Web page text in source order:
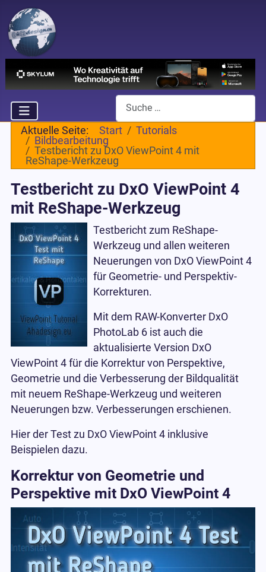
Suchen
Aktuelle Seite: Start
Tutorials
Bildbearbeitung
Testbericht zu DxO ViewPoint 4 mit
ReShape-Werkzeug
Testbericht zu DxO ViewPoint 4
mit ReShape-Werkzeug
Testbericht zum ReShape-
Werkzeug und allen weiteren
Neuerungen von DxO ViewPoint 4
für Geometrie- und Perspektiv-
Korrekturen.
Mit dem RAW-Konverter DxO
PhotoLab 6 ist auch die
aktualisierte Version DxO
ViewPoint 4 für die Korrektur von Perspektive,
Geometrie und die Verbesserung der Bildqualität
mit neuem ReShape-Werkzeug und weiteren
Neuerungen bzw. Verbesserungen erschienen.
Hier der Test zu DxO ViewPoint 4 inklusive
Beispielen dazu.
Korrektur von Geometrie und
Perspektive mit DxO ViewPoint 4